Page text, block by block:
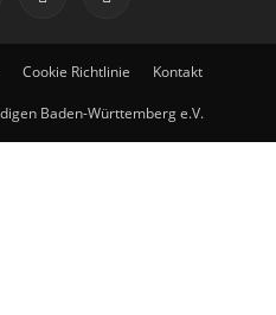
Cookie Richtlinie Kontakt
Baden-Württemberg e.V.